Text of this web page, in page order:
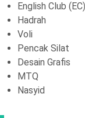
English Club (EC)
Hadrah
Voli
Pencak Silat
Desain Grafis
MTQ
Nasyid